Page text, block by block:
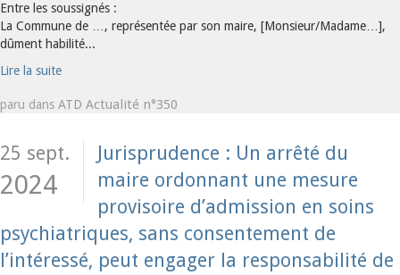
Entre les soussignés :
La Commune de …, représentée par son maire, [Monsieur/Madame…],
dûment habilité...
Lire la suite
paru dans ATD Actualité n°350
25 sept.
2024
Jurisprudence : Un arrêté du
maire ordonnant une mesure
provisoire d’admission en soins
psychiatriques, sans consentement de
l’intéressé, peut engager la responsabilité de